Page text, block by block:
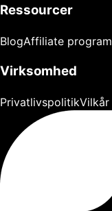
Ressourcer
BlogAffiliate program
Virksomhed
PrivatlivspolitikVilkår